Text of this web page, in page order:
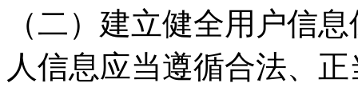
（二）建立健全用户信
人信息应当遵循合法、